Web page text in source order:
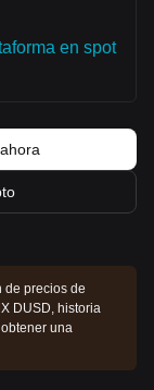
en spot
de precios de
DUSD, historia
una